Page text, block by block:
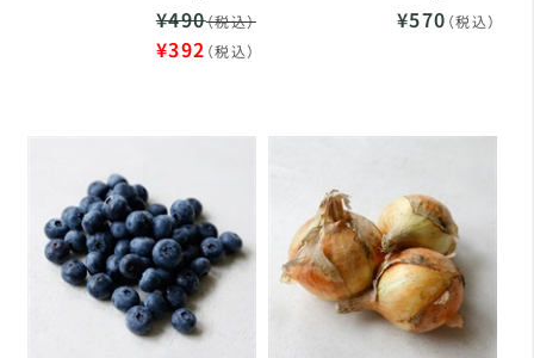
¥490（税込）
¥392 （税込）
¥570 （税込）